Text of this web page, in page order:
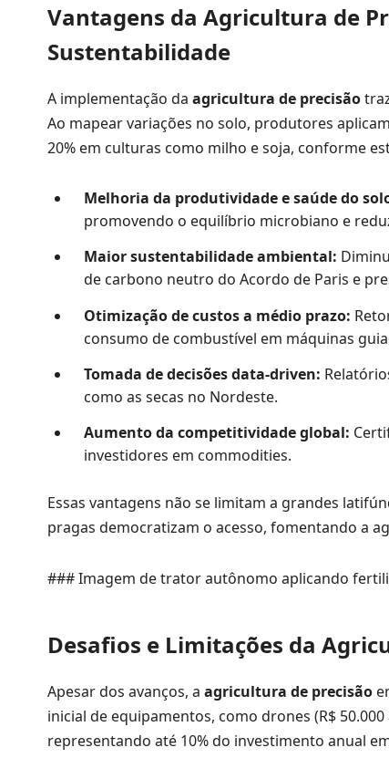
Vantagens da Agricultura de
Sustentabilidade
A implementação da agricultura de precisão
Ao mapear variações no solo, produtores
20% em culturas como milho e soja, conforme
Melhoria da produtividade e saúde do
promovendo o equilíbrio microbiano e
Maior sustentabilidade ambiental:
de carbono neutro do Acordo de Paris e
Otimização de custos a médio prazo:
consumo de combustível em máquinas
Tomada de decisões data-driven:
como as secas no Nordeste.
Aumento da competitividade global:
investidores em commodities.
Essas vantagens não se limitam a grandes
pragas democratizam o acesso, fomentando a
### Imagem de trator autônomo aplicando
Desafios e Limitações da
Apesar dos avanços, a agricultura de precisão
inicial de equipamentos, como drones (R$
representando até 10% do investimento anual